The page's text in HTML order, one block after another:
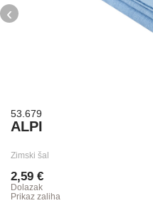
53.679
ALPI
Zimski šal
2,59 €
Dolazak
Prikaz zaliha
‹